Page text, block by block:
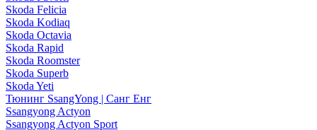
Skoda Felicia
Skoda Kodiaq
Skoda Octavia
Skoda Rapid
Skoda Roomster
Skoda Superb
Skoda Yeti
Тюнинг SsangYong | Санг Енг
Ssangyong Actyon
Ssangyong Actyon Sport